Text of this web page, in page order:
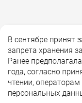
В сентябре принят
запрета хранения
Ранее
года, согласно
чтении,
персональных